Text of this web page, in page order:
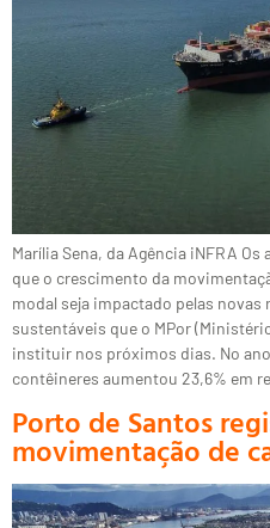
Marília Sena, da Agência iNFRA
que o crescimento da
modal seja impactado pelas novas
sustentáveis que o MPor
instituir nos próximos dias. No
contêineres aumentou 23,6% em
Porto de Santos
movimentação de